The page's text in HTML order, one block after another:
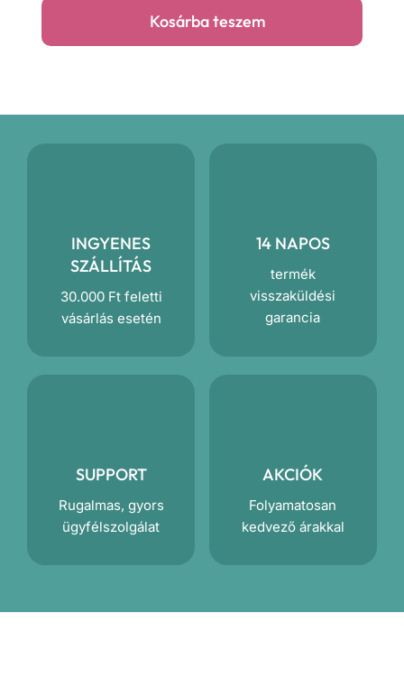
takaróKosárba teszem
INGYENES
SZÁLLÍTÁS
30.000 Ft feletti
vásárlás esetén
14 NAPOS
termék
visszaküldési
garancia
SUPPORT
Rugalmas, gyors
ügyfélszolgálat
AKCIÓK
Folyamatosan
kedvező árakkal